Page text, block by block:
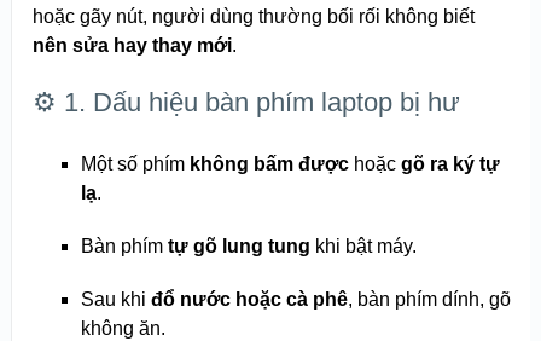
hoặc gãy nút, người dùng thường bối rối không biết
nên sửa hay thay mới.
⚙️ 1. Dấu hiệu bàn phím laptop bị hư
Một số phím không bấm đượchoặc gõ ra ký tự
lạ.
Bàn phím tự gõ lung tung khi bật máy.
Sau khi đổ nước hoặc cà phê, bàn phím dính, gõ
không ăn.